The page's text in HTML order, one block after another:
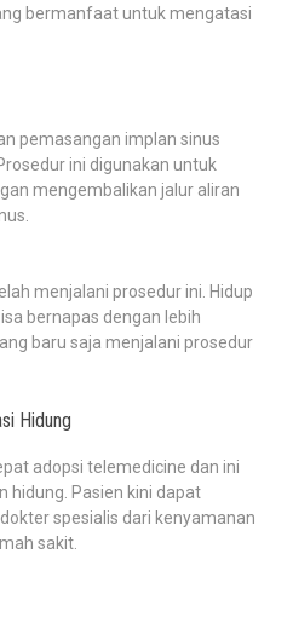
bermanfaat untuk mengatasi
pemasangan implan sinus
ini digunakan untuk
mengembalikan jalur aliran
menjalani prosedur ini. Hidup
bernapas dengan lebih
baru saja menjalani prosedur
Hidung
adopsi telemedicine dan ini
hidung. Pasien kini dapat
spesialis dari kenyamanan
sakit.